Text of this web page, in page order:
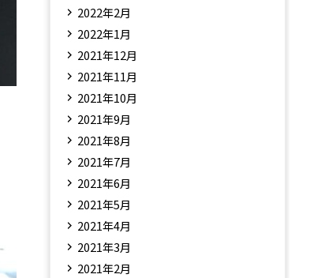
2022年2月
2022年1月
2021年12月
2021年11月
2021年10月
2021年9月
2021年8月
2021年7月
2021年6月
2021年5月
2021年4月
2021年3月
2021年2月